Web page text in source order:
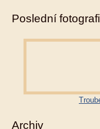
Poslední
Archiv